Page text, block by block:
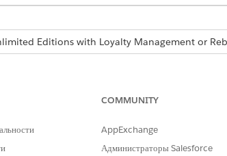
Editions with Loyalty Management or
Discount Rules. The object contains these
COMMUNITY
AppExchange
Администраторы Salesforce